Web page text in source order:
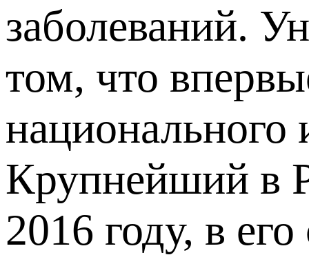
заболеваний.
том, что
национального
Крупнейший в
2016 году, в